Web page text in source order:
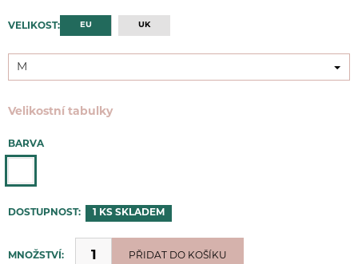
VELIKOST: EU UK
M
M
Velikostní tabulky
BARVA
DOSTUPNOST: 1 KS SKLADEM
MNOŽSTVÍ:
PŘIDÁNO PŘIDAT DO KOŠÍKU